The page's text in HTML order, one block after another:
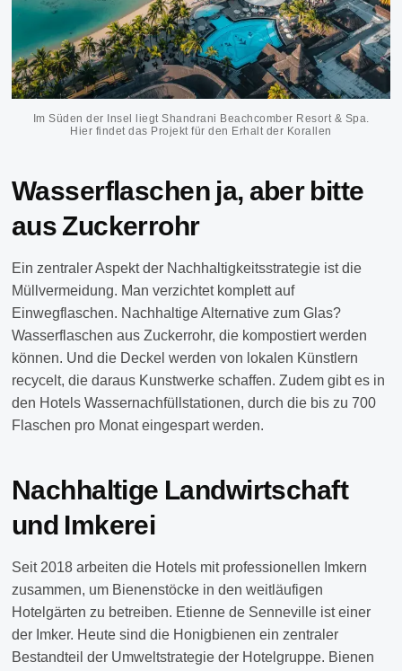
Im Süden der Insel liegt Shandrani Beachcomber Resort & Spa.
Hier findet das Projekt für den Erhalt der Korallen
Wasserflaschen ja, aber bitte
aus Zuckerrohr
Ein zentraler Aspekt der Nachhaltigkeitsstrategie ist die
Müllvermeidung. Man verzichtet komplett auf
Einwegflaschen. Nachhaltige Alternative zum Glas?
Wasserflaschen aus Zuckerrohr, die kompostiert werden
können. Und die Deckel werden von lokalen Künstlern
recycelt, die daraus Kunstwerke schaffen. Zudem gibt es in
den Hotels Wassernachfüllstationen, durch die bis zu 700
Flaschen pro Monat eingespart werden.
Nachhaltige Landwirtschaft
und Imkerei
Seit 2018 arbeiten die Hotels mit professionellen Imkern
zusammen, um Bienenstöcke in den weitläufigen
Hotelgärten zu betreiben. Etienne de Senneville ist einer
der Imker. Heute sind die Honigbienen ein zentraler
Bestandteil der Umweltstrategie der Hotelgruppe. Bienen